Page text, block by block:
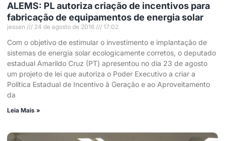
ALEMS: PL autoriza criação de incentivos para
fabricação de equipamentos de energia solar
jessen 24 de agosto de 2016 17:02
Com o objetivo de estimular o investimento e implantação de
sistemas de energia solar ecologicamente corretos, o deputado
estadual Amarildo Cruz (PT) apresentou no dia 23 de agosto
um projeto de lei que autoriza o Poder Executivo a criar a
Política Estadual de Incentivo à Geração e ao Aproveitamento
da
Leia Mais »